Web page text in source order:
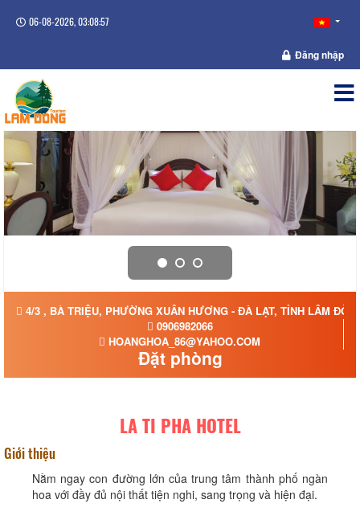
06-08-2026, 03:08:58
Đăng nhập
4/3 , BÀ TRIỆU, PHƯỜNG XUÂN HƯƠNG - ĐÀ LẠT, TỈNH LÂM
0906982066
HOANGHOA_86@YAHOO.COM
Đặt phòng
LA TI PHA HOTEL
Giới thiệu
Nằm ngay con đường lớn của trung tâm thành phố ngàn
hoa với đầy đủ nội thất tiện nghi, sang trọng và hiện đại.